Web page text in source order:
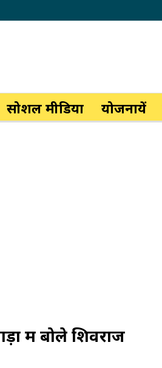
सोशल मीडिया योजनायें
में बोले शिवराज